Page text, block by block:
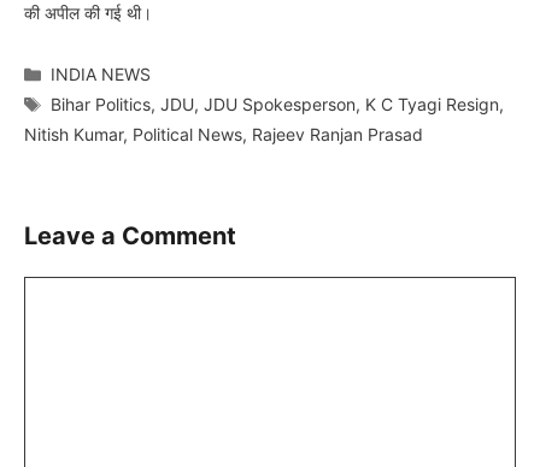
की अपील की गई थी।
Categories
INDIA NEWS
Tags
Bihar Politics,JDU,JDU Spokesperson, K C Tyagi Resign,
Nitish Kumar, Political News, Rajeev Ranjan Prasad
Leave a Comment